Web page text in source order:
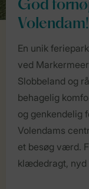
God
Volendam!
En unik
ved
Slobbeland og
behagelig
og genkendelig
Volendams
et besøg værd.
klædedragt, nyd